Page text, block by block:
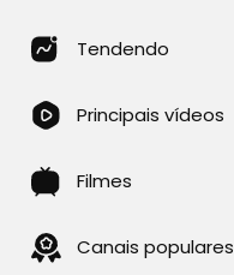
Tendendo
Principais vídeos
Filmes
Canais populares